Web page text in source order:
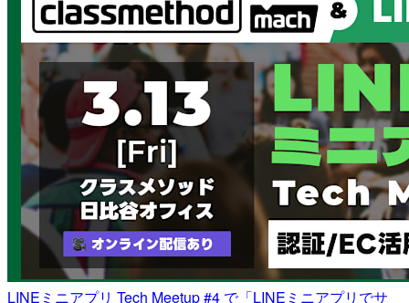
LINEミニアプリ Tech Meetup #4 で「LINEミニアプリでサ